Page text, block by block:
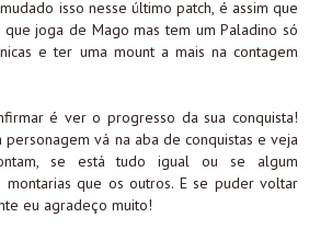
isso nesse último patch, é assim que
joga de Mago mas tem um Paladino só
e ter uma mount a mais na contagem
é ver o progresso da sua conquista!
vá na aba de conquistas e veja
se está tudo igual ou se algum
montarias que os outros. E se puder voltar
eu agradeço muito!